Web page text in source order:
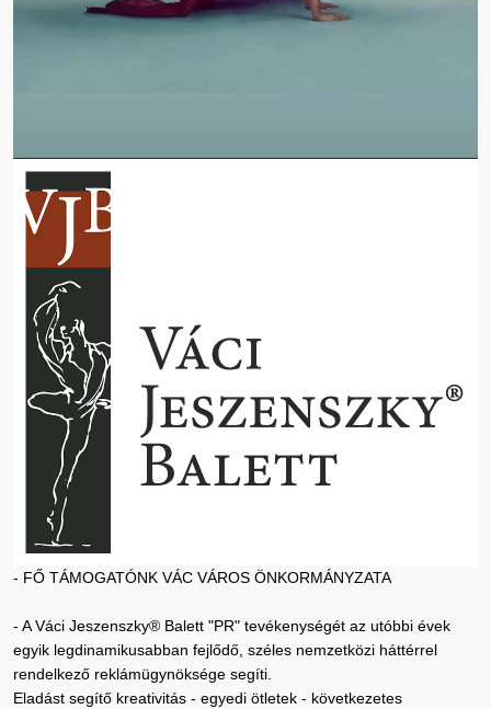
- FŐ TÁMOGATÓNK VÁC VÁROS ÖNKORMÁNYZATA
- A Váci Jeszenszky® Balett "PR" tevékenységét az utóbbi évek
egyik legdinamikusabban fejlődő, széles nemzetközi háttérrel
rendelkező reklámügynöksége segíti.
Eladást segítő kreativitás - egyedi ötletek - következetes